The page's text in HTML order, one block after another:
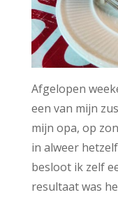
Afgelopen
een van mijn
mijn opa, op
in alweer
besloot ik zelf
resultaat was